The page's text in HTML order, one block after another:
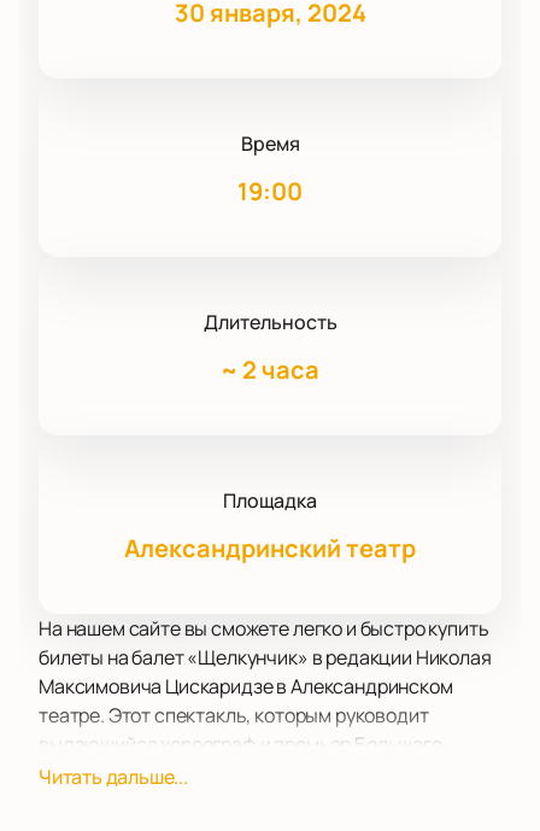
30 января, 2024
Время
19:00
Длительность
~ 2 часа
Площадка
Александринский театр
На нашем сайте вы сможете легко и быстро купить
билеты на балет «Щелкунчик» в редакции Николая
Максимовича Цискаридзе в Александринском
театре. Этот спектакль, которым руководит
выдающийся хореограф и премьер Большого
театра России, станет настоящим подарком для
Читать дальше...